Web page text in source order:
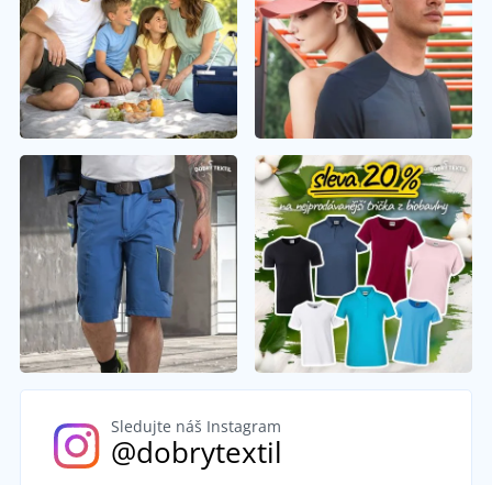
Sledujte náš Instagram
@dobrytextil